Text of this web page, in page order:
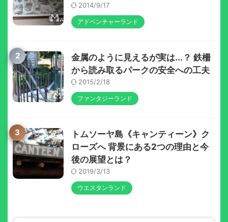
2014/9/17
アドベンチャーランド
2
金属のように見えるが実は...？ 鉄柵
から読み取るパークの安全への工夫
2015/2/18
ファンタジーランド
3
トムソーヤ島《キャンティーン》ク
ローズへ 背景にある2つの理由と今
後の展望とは？
2019/3/13
ウエスタンランド